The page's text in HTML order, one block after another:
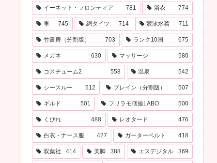
イーネット・フロンティア 781 浴衣 774
車 745 網タイツ 714 競泳水着 711
竹書房（分割版） 703 ランク10国 675
メガネ 630 マッサージ 580
コスチューム2 558 温泉 542
シースルー 512 ブレイン（分割版） 507
ギルド 501 フリラモ個撮LABO 500
くびれ 488 レオタード 476
白衣・ナース服 427 ガーターベルト 418
双葉社 414 美脚 388 エスデジタル 369